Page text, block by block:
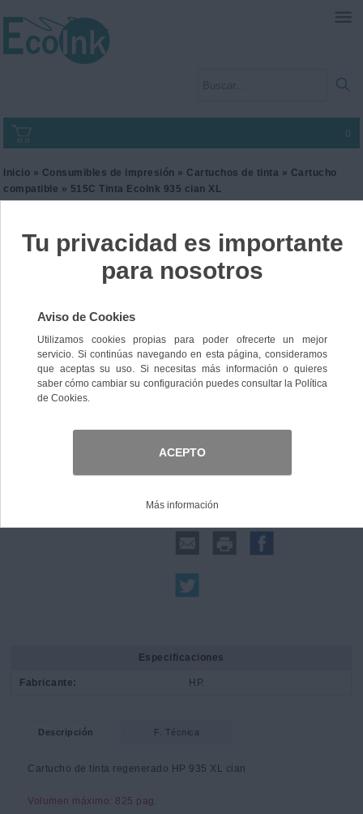
0
Inicio » Consumibles de impresión » Cartuchos de tinta » Cartucho
compatible » 515C Tinta EcoInk 935 cian XL
515C Tinta EcoInk 935 cian
Ref. I3HP935CXL
Compartir:
Especificaciones
Fabricante: HP.
Descripción F. Técnica
Cartucho de tinta regenerado HP 935 XL cian
Volumen máximo: 825 pag.